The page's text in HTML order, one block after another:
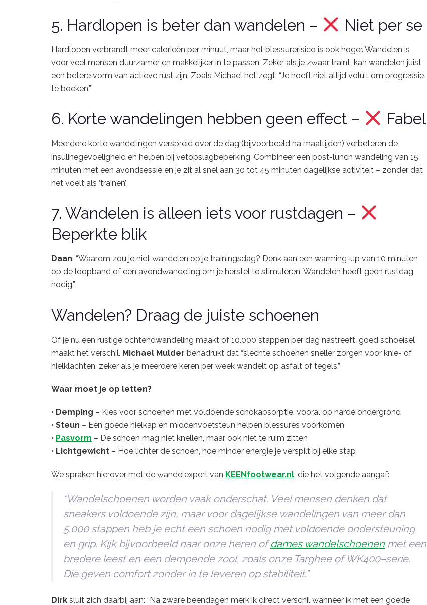
5. Hardlopen is beter dan wandelen – Niet per se
Hardlopen verbrandt meer calorieën per minuut, maar het blessurerisico is ook hoger. Wandelen is
voor veel mensen duurzamer en makkelijker in te passen. Zeker als je zwaar traint, kan wandelen juist
een betere vorm van actieve rust zijn. Zoals Michael het zegt: “Je hoeft niet altijd voluit om progressie
te boeken.”
6. Kortewandelingen hebben geen effect – Fabel
Meerdere korte wandelingen verspreid over de dag (bijvoorbeeld na maaltijden) verbeteren de
insulinegevoeligheid en helpen bij vetopslagbeperking. Combineer een post-lunch wandeling van 15
minuten met een avondsessie en je zit al snel aan 30 tot 45 minuten dagelijkse activiteit – zonder dat
het voelt als ‘trainen’.
7. Wandelen is alleen iets voor rustdagen –
Beperkte blik
Daan: “Waarom zou je niet wandelen op je trainingsdag? Denk aan een warming-up van 10 minuten
op de loopband of een avondwandeling om je herstel te stimuleren. Wandelen heeft geen rustdag
nodig.”
Wandelen? Draag de juiste schoenen
Of je nu een rustige ochtendwandeling maakt of 10.000 stappen per dag nastreeft, goed schoeisel
maakt het verschil. Michael Mulder benadrukt dat “slechte schoenen sneller zorgen voor knie- of
hielklachten, zeker als je meerdere keren per week wandelt op asfalt of tegels.”
Waar moet je op letten?
• Demping – Kies voor schoenen met voldoende schokabsorptie, vooral op harde ondergrond
• Steun – Een goede hielkap en middenvoetsteun helpen blessures voorkomen
• Pasvorm – De schoen mag niet knellen, maar ook niet te ruim zitten
• Lichtgewicht – Hoe lichter de schoen, hoe minder energie je verspilt bij elke stap
We spraken hierover met de wandelexpert van KEENfootwear.nl, die het volgende aangaf:
“Wandelschoenen worden vaak onderschat. Veelmensen denken dat
sneakers voldoendezijn, maar voor dagelijkse wandelingen van meer dan
5.000 stappen heb je echt een schoen nodigmet voldoende ondersteuning
en grip. Kijkbijvoorbeeldnaar onze heren ofdames wandelschoenen met een
bredere leest en een dempendezool, zoals onze Targhee ofWK400–serie.
Die geven comfortzonderin te leveren op stabiliteit.”
Dirk sluit zich daarbij aan: “Na zware beendagen merk ik direct verschil wanneer ik met een goede